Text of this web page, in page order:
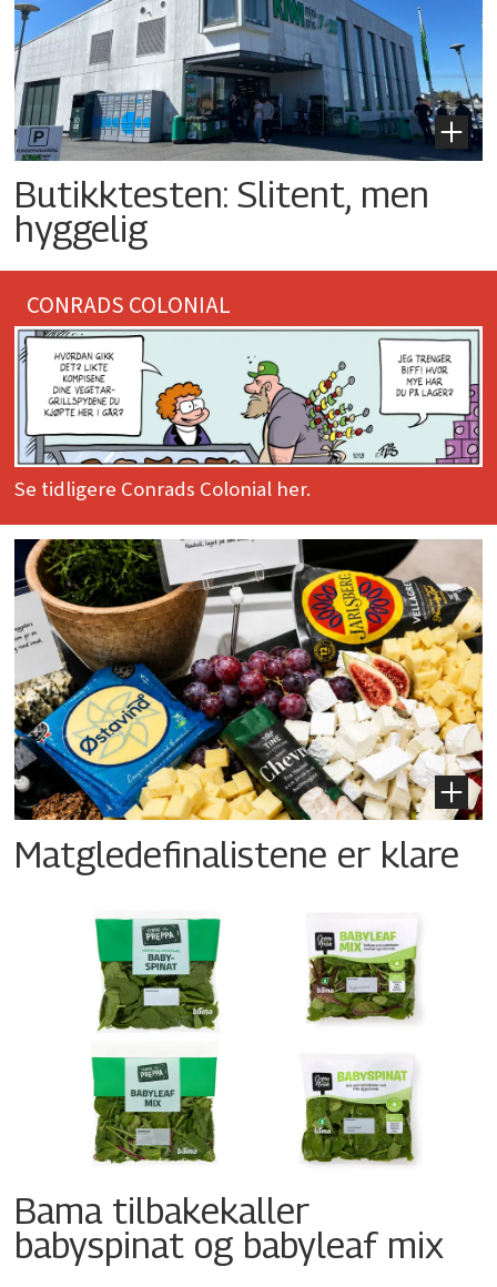
Butikktesten: Slitent, men
hyggelig
CONRADS COLONIAL
Se tidligere Conrads Colonial her.
Matgledefinalistene er klare
Bama tilbakekaller
babyspinat og babyleaf mix